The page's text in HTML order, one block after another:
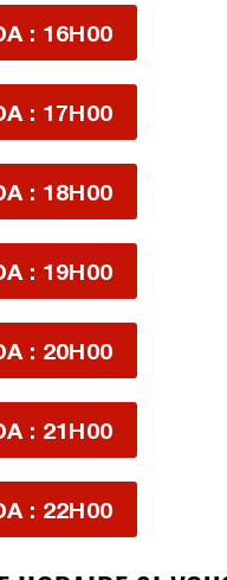
: 16H00
: 17H00
: 18H00
: 19H00
: 20H00
: 21H00
: 22H00